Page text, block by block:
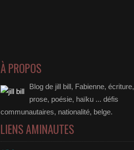
À PROPOS
Blog de jill bill, Fabienne, écriture,
prose, poésie, haïku ... défis
communautaires, nationalité, belge.
LIENS AMINAUTES